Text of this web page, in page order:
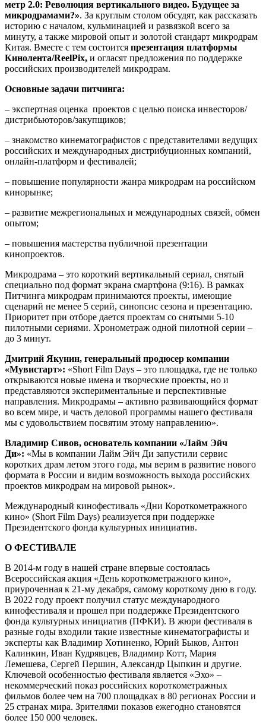
метр 2.0: Революция вертикального видео. Будущее за
микродрамами?». За круглым столом обсудят, как рассказать
историю с началом, кульминацией и развязкой всего за
минуту, а также мировой опыт и золотой стандарт микродрам
Китая. Вместе с тем состоится презентация платформы
Кинолента/ReelPix, и огласят предложения по поддержке
российских производителей микродрам.
Основные задачи питчинга:
– экспертная оценка проектов с целью поиска инвесторов/
дистрибьюторов/закупщиков;
– знакомство кинематографистов с представителями ведущих
российских и международных дистрибуционных компаний,
онлайн-платформ и фестивалей;
– повышение популярности жанра микродрам на российском
кинорынке;
– развитие межрегиональных и международных связей, обмен
опытом;
– повышения мастерства публичной презентации
кинопроектов.
Микродрама – это короткий вертикальный сериал, снятый
специально под формат экрана смартфона (9:16). В рамках
Питчинга микродрам принимаются проекты, имеющие
сценарий не менее 5 серий, синопсис сезона и презентацию.
Приоритет при отборе дается проектам со снятыми 5-10
пилотными сериями. Хронометраж одной пилотной серии –
до 3 минут.
Дмитрий Якунин, генеральный продюсер компании
«Мувистарт»: «Short Film Days – это площадка, где не только
открываются новые имена и творческие проекты, но и
представляются экспериментальные и перспективные
направления. Микродрамы – активно развивающийся формат
во всем мире, и часть деловой программы нашего фестиваля
мы с удовольствием посвятим этому направлению».
Владимир Сивов, основатель компании «Лайм Эйч
Ди»: «Мы в компании Лайм Эйч Ди запустили сервис
коротких драм летом этого года, мы верим в развитие нового
формата в России и видим возможность выхода российских
проектов микродрам на мировой рынок».
Международный кинофестиваль «Дни Короткометражного
кино» (Short Film Days) реализуется при поддержке
Президентского фонда культурных инициатив.
О ФЕСТИВАЛЕ
В 2014-м году в нашей стране впервые состоялась
Всероссийская акция «День короткометражного кино»,
приуроченная к 21-му декабря, самому короткому дню в году.
В 2022 году проект получил статус международного
кинофестиваля и прошел при поддержке Президентского
фонда культурных инициатив (ПФКИ). В жюри фестиваля в
разные годы входили такие известные кинематографисты и
эксперты как Владимир Хотиненко, Юрий Быков, Антон
Калинкин, Иван Кудрявцев, Владимир Котт, Мария
Лемешева, Сергей Першин, Александр Цыпкин и другие.
Ключевой особенностью фестиваля является «Эхо» –
некоммерческий показ российских короткометражных
фильмов более чем на 700 площадках в 80 регионах России и
25 странах мира. Зрителями показов ежегодно становятся
более 150 000 человек.